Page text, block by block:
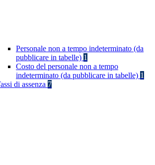
Personale non a tempo indeterminato (da
pubblicare in tabelle) 1
Costo del personale non a tempo
indeterminato (da pubblicare in tabelle) 1
di assenza 7